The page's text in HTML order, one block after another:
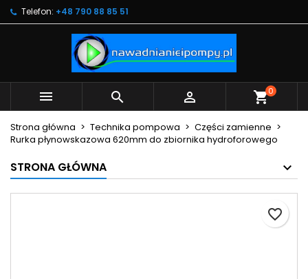
Telefon: +48 790 88 85 51
   shopping_cart0
Strona główna Technika pompowa
Części zamienne
Rurka płynowskazowa 620mm do zbiornika hydroforowego
STRONA GŁÓWNA
favorite_border
Moje listy życzeń ×
Utwórz nową listę
Utwórz listę życzeń ×
Nazwa listy życzeń
Anuluj Utwórz listę życzeń
Zaloguj się ×
Musisz być zalogowany by zapisać produkty na
swojej liście życzeń.